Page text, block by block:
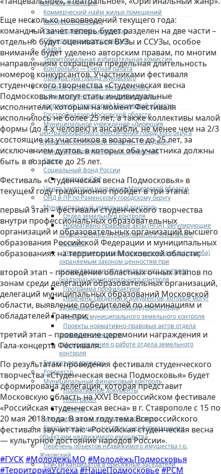
предпринимателей
Коммерческий найм жилых помещений
Конкурентная среда
Противодействие коррупции
Общественные организации
ОМВД
Территориальная избирательная комиссия
Контрольно — счетная палата
Прокуратура города Жуковского
Главное управление регионального
государственного жилищного надзора и
содержания территорий Московской области
Госстройнадзор Московской области
Муниципальное учреждение «Дирекция
централизованного обеспечения городского округа
Жуковский Московской области» (МУ «ДЦО»)
Центр «Мои документы» г.о. Жуковский
Опека
Социальный фонд России
Новости СФР
Центр занятости населения Московской области
ОНД и ПР по Раменскому городскому округу
Муниципальный земельный контроль
Отдел земельного контроля
Нормативно-правовые акты (НПА), регулирующие
осуществление муниципального земельного
контроля
Управление рисками причинения вреда (ущерба)
охраняемым законом ценностям при
осуществлении государственного контроля
(надзора), муниципального контроля
Программа профилактики
Перечень сведений и документов, которые могут
запрашиваться у контролируемого лица
Доклады муниципального земельного контроля
Проекты нормативно-правовых актов отдела
земельного контроля
Иные сведения о работе отдела земельного
контроля
Бюджет для граждан
Росреестр
Муниципальный финансовый контроль
Нормативные документы
План работ
Отчеты
Муниципальный жилищный контроль
Реестр земельных участков с неоформленными
объектами недвижимого имущества
Перечень объектов недвижимого имущества г.о.
Жуковский
Списки кандидатов в присяжные заседатели
Еще несколько нововведений текущего года:
командный зачёт теперь будет разделен на две части –
отдельно будут оцениваться ВУЗы и ССУЗы, особое
внимание будет уделено авторским правам, по многим
направлениям сокращена предельная длительность
номеров конкурсантов. Участниками фестиваля
студенческого творчества «Студенческая весна
Подмосковья» могут стать индивидуальные
исполнители, которым на момент Фестиваля
исполнилось не более 25 лет, а также коллективы малой
формы (до 4-х человек) и ансамбли, не менее чем на 2/3
состоящие из участников в возрасте до 25 лет, за
исключением дуэтов, в которых оба участника должны
быть в возрасте до 25 лет.
Фестиваль «Студенческая весна Подмосковья» в
текущем году традиционно пройдет в три этапа:
первый этап – фестивали студенческого творчества
внутри профессиональных образовательных
организаций и образовательных организаций высшего
образования Российской Федерации и муниципальных
образованиях на территории Московской области;
второй этап – проведение областных очных этапов по
зонам среди делегаций образовательных организаций,
делегаций муниципальных образований Московской
области, выявление победителей по номинациям и
обладателей Гран-при;
третий этап – проведение церемонии награждения и
Гала-концерта Фестиваля.
По результатам проведения фестиваля студенческого
творчества «Студенческая весна Подмосковья» будет
сформирована делегация, которая представит
Московскую область на XXVI Всероссийском фестивале
«Российская студенческая весна» в г. Ставрополе с 15 по
20 мая 2018 года. В этом году тема Всероссийского
фестиваля звучит так: «Российская студенческая весна
— культурное достояние народов России».
#ГУСК#МолодежьМО #МолодёжьПодмосковья
#ТерриторияУспеха#НашеПодмосковье#РСМ